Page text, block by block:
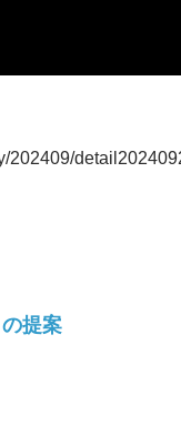
202409/
提案